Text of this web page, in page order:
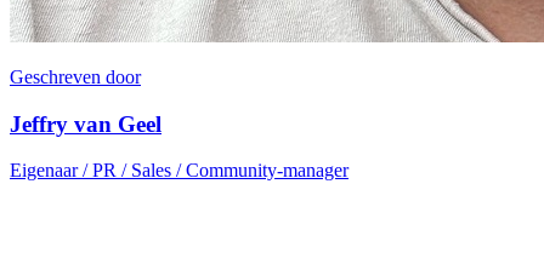
Geschreven door
Jeffry van Geel
Eigenaar / PR / Sales / Community-manager